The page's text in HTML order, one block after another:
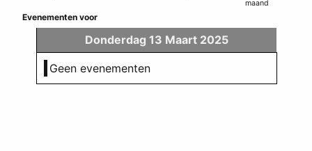
maand
Evenementen voor
Donderdag 13 Maart 2025
Geen evenementen